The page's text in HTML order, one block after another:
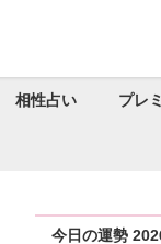
相性占い プレ
今日の運勢